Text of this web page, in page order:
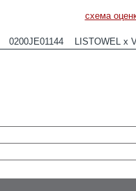
схема
0200JE01144 LISTOWEL x